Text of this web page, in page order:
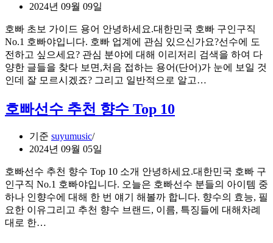
2024년 09월 09일
호빠 초보 가이드 용어 안녕하세요.대한민국 호빠 구인구직
No.1 호빠야입니다. 호빠 업계에 관심 있으신가요?선수에 도
전하고 싶으세요? 관심 분야에 대해 이리저리 검색을 하여 다
양한 글들을 찾다 보면,처음 접하는 용어(단어)가 눈에 보일 것
인데 잘 모르시겠죠? 그리고 일반적으로 알고…
호빠선수 추천 향수 Top 10
기준 suyumusic
2024년 09월 05일
호빠선수 추천 향수 Top 10 소개 안녕하세요.대한민국 호빠 구
인구직 No.1 호빠야입니다. 오늘은 호빠선수 분들의 아이템 중
하나 인향수에 대해 한 번 얘기 해볼까 합니다. 향수의 효능, 필
요한 이유그리고 추천 향수 브랜드, 이름, 특징들에 대해차례
대로 한…